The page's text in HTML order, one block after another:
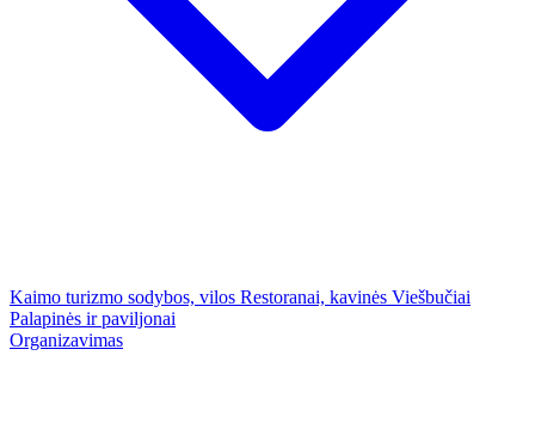
Kaimo turizmo sodybos, vilos Restoranai, kavinės Viešbučiai
Palapinės ir paviljonai
Organizavimas